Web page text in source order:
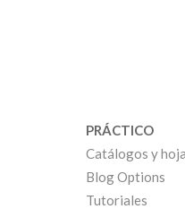
PRÁCTICO
Catálogos y
Blog Options
Tutoriales